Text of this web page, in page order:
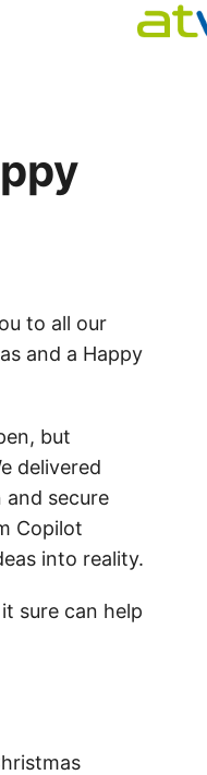
to all our
and a Happy
but
delivered
secure
Copilot
into reality.
sure can help